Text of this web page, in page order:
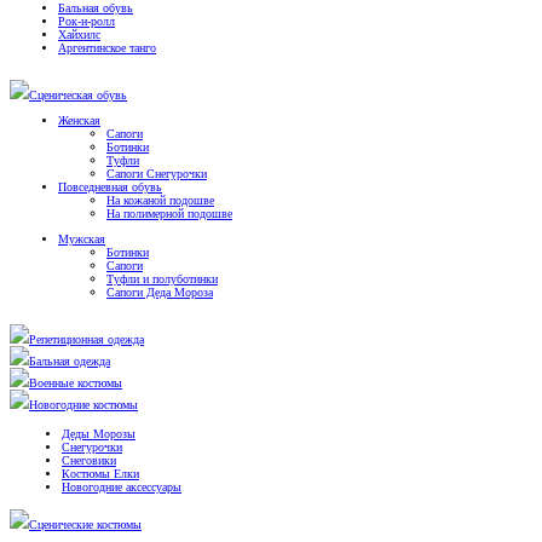
Бальная обувь
Рок-н-ролл
Хайхилс
Аргентинское танго
Сценическая обувь
Женская
Сапоги
Ботинки
Туфли
Сапоги Снегурочки
Повседневная обувь
На кожаной подошве
На полимерной подошве
Мужская
Ботинки
Сапоги
Туфли и полуботинки
Сапоги Деда Мороза
Репетиционная одежда
Бальная одежда
Военные костюмы
Новогодние костюмы
Деды Морозы
Снегурочки
Снеговики
Костюмы Елки
Новогодние аксессуары
Сценические костюмы